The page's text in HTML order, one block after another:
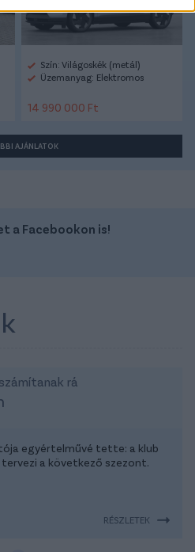
Szín: Világoskék (metál)
Üzemanyag: Elektromos
14 990 000 Ft
AJÁNLATOK
a Facebookon is!
rá
egyértelművé tette: a klub
tervezi a következő szezont.
RÉSZLETEK